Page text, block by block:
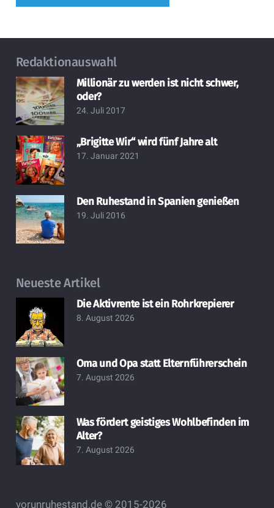
Redaktionauswahl
Millionär zu werden ist nicht schwer,
oder?
24. Juli 2017
„Brigitte Wir“ wird fünf Jahre alt
17. Januar 2021
Den Ruhestand in Spanien genießen
19. Juli 2016
Neueste Artikel
Die Aktivrente ist ein Rohrkrepierer
8. August 2026
Oma und Opa statt Elternführerschein
7. August 2026
Was fördert geistiges Wohlbefinden im
Alter?
7. August 2026
vorunruhestand.de © 2015-2026